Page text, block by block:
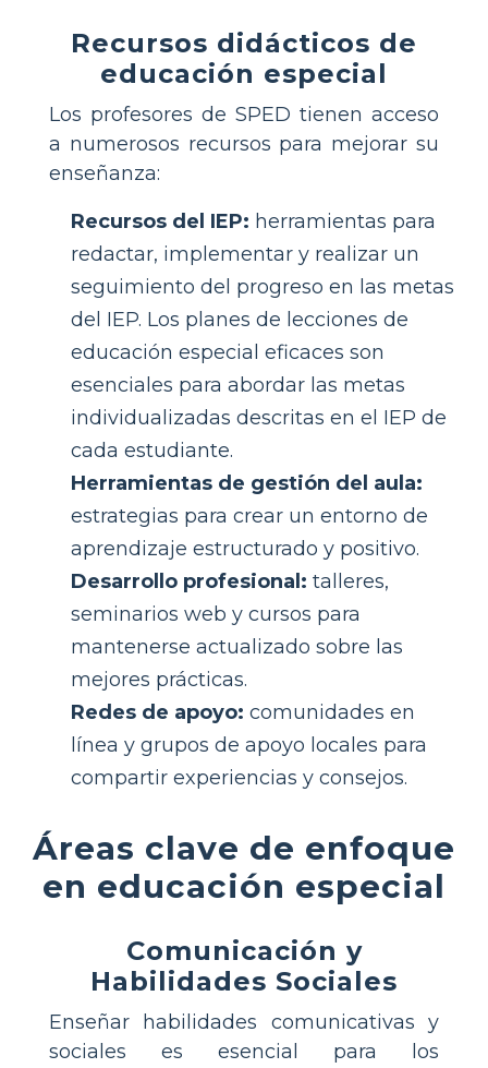
Recursos didácticos de
educación especial
Los profesores de SPED tienen acceso
a numerosos recursos para mejorar su
enseñanza:
Recursos del IEP: herramientas para
redactar, implementar y realizar un
seguimiento del progreso en las metas
del IEP. Los planes de lecciones de
educación especial eficaces son
esenciales para abordar las metas
individualizadas descritas en el IEP de
cada estudiante.
Herramientas de gestión del aula:
estrategias para crear un entorno de
aprendizaje estructurado y positivo.
Desarrollo profesional: talleres,
seminarios web y cursos para
mantenerse actualizado sobre las
mejores prácticas.
Redes de apoyo: comunidades en
línea y grupos de apoyo locales para
compartir experiencias y consejos.
Áreas clave de enfoque
en educación especial
Comunicación y
Habilidades Sociales
Enseñar habilidades comunicativas y
sociales es esencial para los